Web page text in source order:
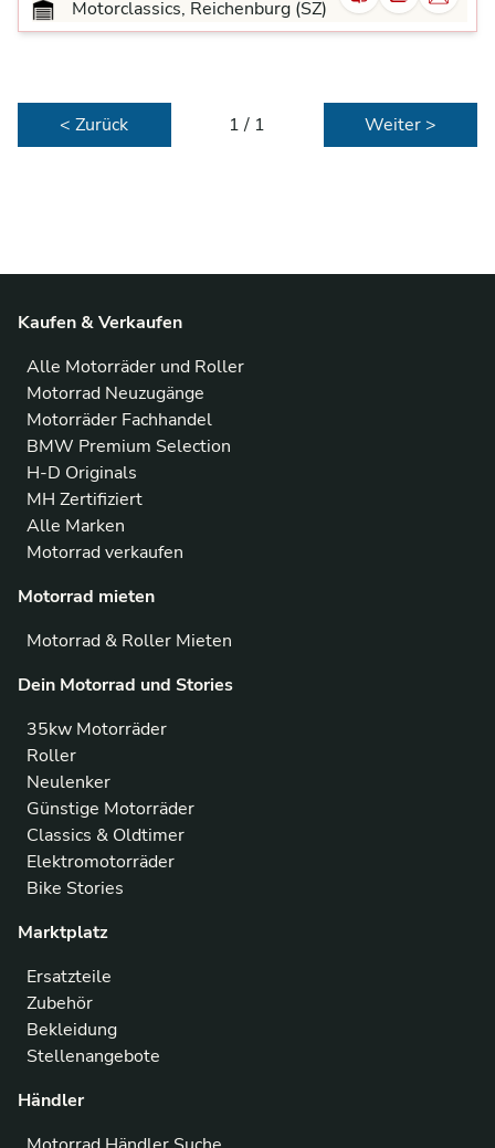
Motorclassics, Reichenburg (SZ)
< Zurück 1 / 1 Weiter >
Kaufen & Verkaufen
Alle Motorräder und Roller
Motorrad Neuzugänge
Motorräder Fachhandel
BMW Premium Selection
H-D Originals
MH Zertifiziert
Alle Marken
Motorrad verkaufen
Motorrad mieten
Motorrad & Roller Mieten
Dein Motorrad und Stories
35kw Motorräder
Roller
Neulenker
Günstige Motorräder
Classics & Oldtimer
Elektromotorräder
Bike Stories
Marktplatz
Ersatzteile
Zubehör
Bekleidung
Stellenangebote
Händler